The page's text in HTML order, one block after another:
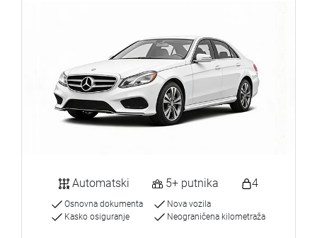
Automatski 5+ putnika 4
Osnovna dokumenta
Kasko osiguranje
Nova vozila
Neograničena kilometraža